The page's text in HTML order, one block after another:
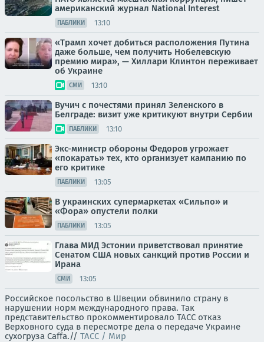
американский журнал National Interest
ПАБЛИКИ 13:10
«Трамп хочет добиться расположения Путина
даже больше, чем получить Нобелевскую
премию мира», — Хиллари Клинтон переживает
об Украине
СМИ 13:10
Вучич с почестями принял Зеленского в
Белграде: визит уже критикуют внутри Сербии
ПАБЛИКИ 13:10
Экс-министр обороны Федоров угрожает
«покарать» тех, кто организует кампанию по
его критике
ПАБЛИКИ 13:05
В украинских супермаркетах «Сильпо» и
«Фора» опустели полки
ПАБЛИКИ 13:05
Глава МИД Эстонии приветствовал принятие
Сенатом США новых санкций против России и
Ирана
СМИ 13:05
Российское посольство в Швеции обвинило страну в
нарушении норм международного права. Так
представительство прокомментировало ТАСС отказ
Верховного суда в пересмотре дела о передаче Украине
сухогруза Caffa.// ТАСС / Мир